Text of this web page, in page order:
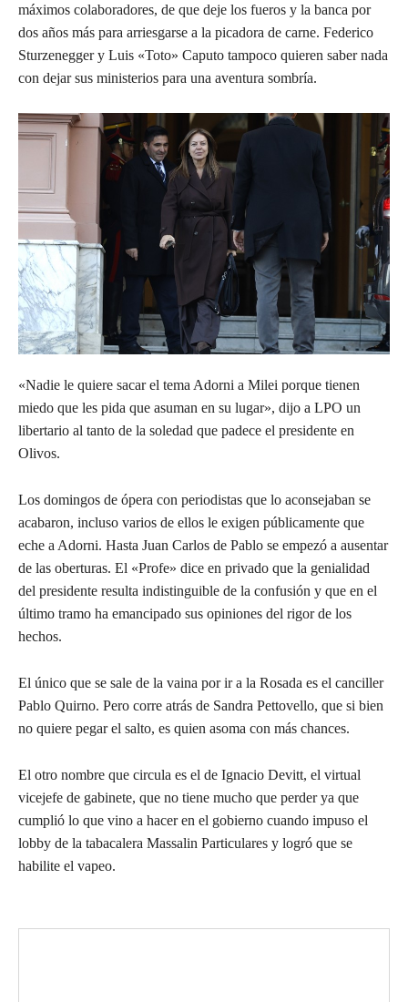
máximos colaboradores, de que deje los fueros y la banca por
dos años más para arriesgarse a la picadora de carne. Federico
Sturzenegger y Luis «Toto» Caputo tampoco quieren saber nada
con dejar sus ministerios para una aventura sombría.
«Nadie le quiere sacar el tema Adorni a Milei porque tienen
miedo que les pida que asuman en su lugar», dijo a LPO un
libertario al tanto de la soledad que padece el presidente en
Olivos.
Los domingos de ópera con periodistas que lo aconsejaban se
acabaron, incluso varios de ellos le exigen públicamente que
eche a Adorni. Hasta Juan Carlos de Pablo se empezó a ausentar
de las oberturas. El «Profe» dice en privado que la genialidad
del presidente resulta indistinguible de la confusión y que en el
último tramo ha emancipado sus opiniones del rigor de los
hechos.
El único que se sale de la vaina por ir a la Rosada es el canciller
Pablo Quirno. Pero corre atrás de Sandra Pettovello, que si bien
no quiere pegar el salto, es quien asoma con más chances.
El otro nombre que circula es el de Ignacio Devitt, el virtual
vicejefe de gabinete, que no tiene mucho que perder ya que
cumplió lo que vino a hacer en el gobierno cuando impuso el
lobby de la tabacalera Massalin Particulares y logró que se
habilite el vapeo.